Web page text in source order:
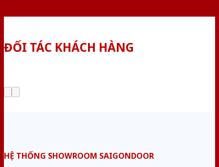
ĐỐI TÁC KHÁCH HÀNG
HỆ THỐNG SHOWROOM SAIGONDOOR